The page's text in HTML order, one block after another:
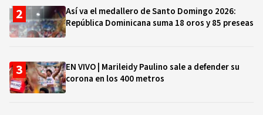
Así va el medallero de Santo Domingo 2026:
República Dominicana suma 18 oros y 85 preseas
EN VIVO | Marileidy Paulino sale a defender su
corona en los 400 metros